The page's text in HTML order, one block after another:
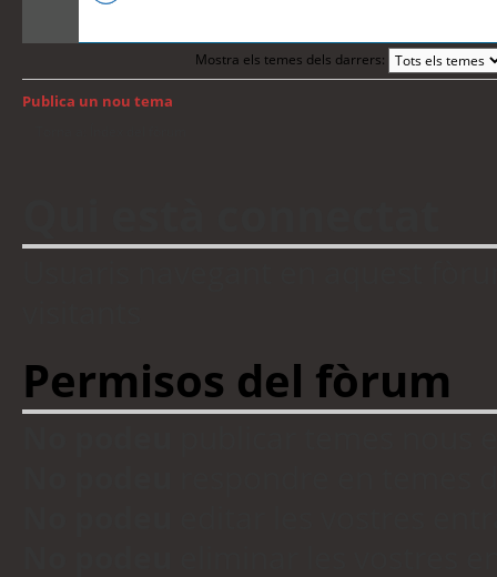
Mostra els temes dels darrers:
Publica un nou tema
Permisos del fòrum